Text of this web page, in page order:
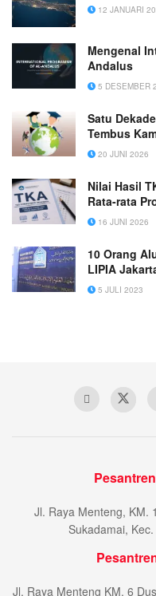
12 JANUARI
Mengenal
Andalus
5 DESEMBER
Satu
Tembus
20 JUNI 2026
Nilai Hasil
Rata-rata
16 JUNI 2026
10 Orang
LIPIA
5 JULI 2023
Jl. Raya Menteng, KM.
Sukadamai,
Jl. Raya Menteng KM. 6